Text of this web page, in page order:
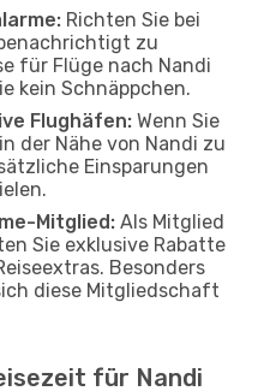
Richten Sie bei
zu
für Flüge nach Nandi
kein Schnäppchen.
Flughäfen: Wenn Sie
der Nähe von Nandi zu
Einsparungen
Mitglied: Als Mitglied
Sie exklusive Rabatte
Besonders
diese Mitgliedschaft
für Nandi